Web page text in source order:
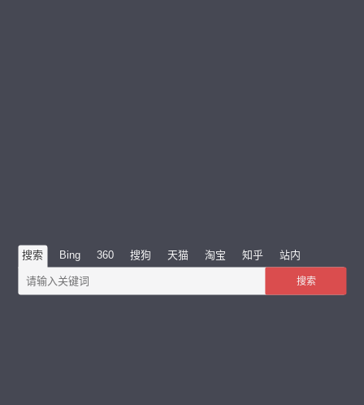
搜索 Bing 360 搜狗 天猫 淘宝 知乎 站内
搜索